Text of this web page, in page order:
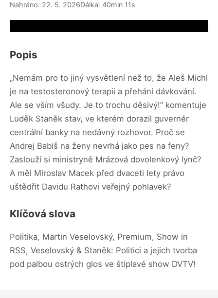
Nahráno: 22. 5. 2026Délka: 40min 11s
Popis
„Nemám pro to jiný vysvětlení než to, že Aleš Michl
je na testosteronový terapii a přehání dávkování.
Ale se vším všudy. Je to trochu děsivý!” komentuje
Luděk Staněk stav, ve kterém dorazil guvernér
centrální banky na nedávný rozhovor. Proč se
Andrej Babiš na ženy nevrhá jako pes na feny?
Zaslouží si ministryně Mrázová dovolenkový lynč?
A měl Miroslav Macek před dvaceti lety právo
uštědřit Davidu Rathovi veřejný pohlavek?
Klíčová slova
Politika, Martin Veselovský, Premium, Show in
RSS, Veselovský & Staněk: Politici a jejich tvorba
pod palbou ostrých glos ve štiplavé show DVTV!